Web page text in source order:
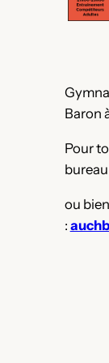
Baron
Pour
ou
: